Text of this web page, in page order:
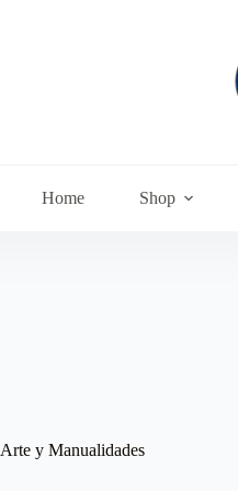
Home Shop
Arte y Manualidades